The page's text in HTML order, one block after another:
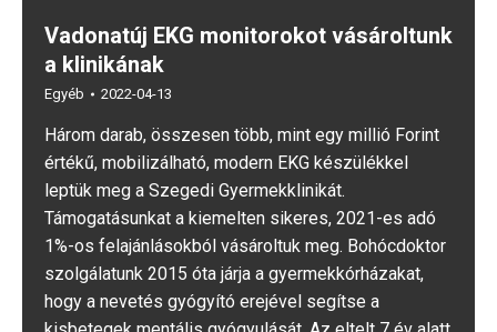
Vadonatúj EKG monitorokot vásároltunk
a klinikának
Egyéb 2022-04-13
Három darab, összesen több, mint egy millió Forint
értékű, mobilizálható, modern EKG készülékkel
leptük meg a Szegedi Gyermekklinikát.
Támogatásunkat a kiemelten sikeres, 2021-es adó
1%-os felajánlásokból vásároltuk meg. Bohócdoktor
szolgálatunk 2015 óta járja a gyermekkórházakat,
hogy a nevetés gyógyító erejével segítse a